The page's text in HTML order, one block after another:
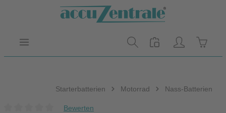
Zum Hauptinhalt springen
Starterbatterien Motorrad Nass-Batterien
Bewerten